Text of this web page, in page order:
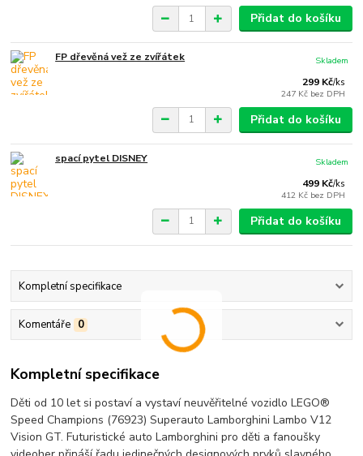
Přidat do košíku
FP dřevěná vež ze zvířátek
299 Kč/ks
247 Kč bez DPH
Skladem
Přidat do košíku
spací pytel DISNEY
499 Kč/ks
412 Kč bez DPH
Skladem
Přidat do košíku
Kompletní specifikace
Komentáře 0
Kompletní specifikace
Děti od 10 let si postaví a vystaví neuvěřitelné vozidlo LEGO®
Speed Champions (76923) Superauto Lamborghini Lambo V12
Vision GT. Futuristické auto Lamborghini pro děti a fanoušky